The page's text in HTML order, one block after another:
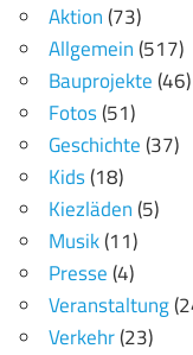
Aktion(73)
Allgemein(517)
Bauprojekte(46)
Fotos(51)
Geschichte(37)
Kids(18)
Kiezläden(5)
Musik(11)
Presse(4)
Veranstaltung
Verkehr(23)